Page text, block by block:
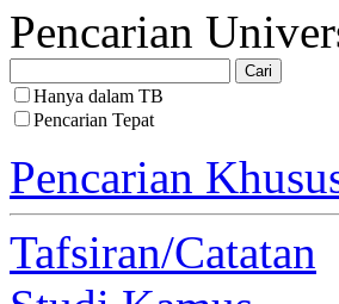
Pencarian
Hanya dalam TB
Pencarian Tepat
Pencarian
Tafsiran/Catatan